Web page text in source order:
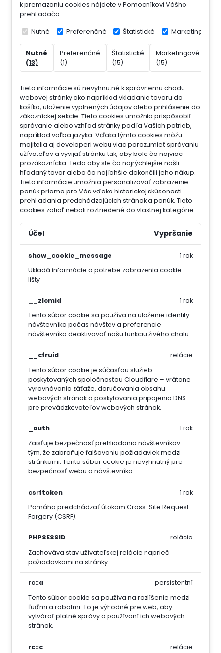
k premazaniu cookies nájdete v Pomocníkovi Vášho
prehliadača.
Nutné Preferenčné Štatistické Marketingové
Nutné
(13)
Preferenčné
(1)
Štatistické
(15)
Marketingové
(15)
Tieto informácie sú nevyhnutné k správnemu chodu
webovej stránky ako napríklad vkladanie tovaru do
košíka, uloženie vyplnených údajov alebo prihlásenie do
zákazníckej sekcie. Tieto cookies umožnia prispôsobiť
správanie alebo vzhľad stránky podľa Vašich potrieb,
napríklad voľba jazyka. Vďaka týmto cookies môžu
majitelia aj developeri webu viac porozumieť správaniu
užívateľov a vyvijať stránku tak, aby bola čo najviac
prozákaznícka. Teda aby ste čo najrýchlejšie našli
hľadaný tovar alebo čo najľahšie dokončili jeho nákup.
Tieto informácie umožnia personalizovať zobrazenie
ponúk priamo pre Vás vďaka historickej skúsenosti
prehliadania predchádzajúcich stránok a ponúk. Tieto
cookies zatiaľ neboli roztriedené do vlastnej kategórie.
Účel Vypršanie
show_cookie_message
Ukladá informácie o potrebe zobrazenia cookie
lišty
1 rok
__zlcmid
Tento súbor cookie sa používa na uloženie identity
návštevníka počas návštev a preferencie
návštevníka deaktivovať našu funkciu živého chatu.
1 rok
__cfruid
Tento súbor cookie je súčasťou služieb
poskytovaných spoločnosťou Cloudflare – vrátane
vyrovnávania záťaže, doručovania obsahu
webových stránok a poskytovania pripojenia DNS
pre prevádzkovateľov webových stránok.
relácie
_auth
Zaisťuje bezpečnosť prehliadania návštevníkov
tým, že zabraňuje falšovaniu požiadaviek medzi
stránkami. Tento súbor cookie je nevyhnutný pre
bezpečnosť webu a návštevníka.
1 rok
csrftoken
Pomáha predchádzať útokom Cross-Site Request
Forgery (CSRF).
1 rok
PHPSESSID
Zachováva stav užívateľskej relácie naprieč
požiadavkami na stránky.
relácie
rc::a
Tento súbor cookie sa používa na rozlíšenie medzi
ľuďmi a robotmi. To je výhodné pre web, aby
vytvárať platné správy o používaní ich webových
stránok.
persistentní
rc::c
relácie